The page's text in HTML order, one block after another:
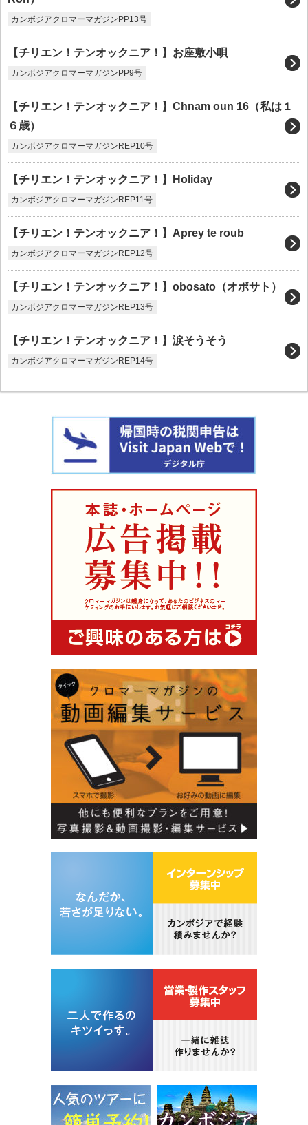
カンボジアクロマーマガジンPP13号
【チリエン！テンオックニア！】お座敷小唄
カンボジアクロマーマガジンPP9号
【チリエン！テンオックニア！】Chnam oun 16（私は１
６歳）
カンボジアクロマーマガジンREP10号
【チリエン！テンオックニア！】Holiday
カンボジアクロマーマガジンREP11号
【チリエン！テンオックニア！】Aprey te roub
カンボジアクロマーマガジンREP12号
【チリエン！テンオックニア！】obosato（オボサト）
カンボジアクロマーマガジンREP13号
【チリエン！テンオックニア！】涙そうそう
カンボジアクロマーマガジンREP14号